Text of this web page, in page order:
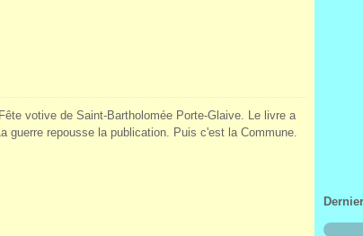
votive de Saint-Bartholomée Porte-Glaive. Le livre a
guerre repousse la publication. Puis c'est la Commune.